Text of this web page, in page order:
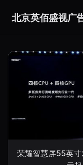
北京英佰盛视广
荣耀智慧屏55英